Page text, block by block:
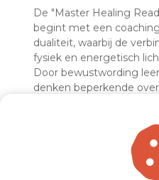
De "Master Healing
begint met een
dualiteit, waarbij de
fysiek en energetisch
Door bewustwording
denken beperkende